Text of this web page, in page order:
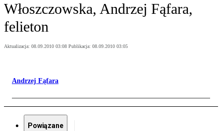
Włoszczowska, Andrzej Fąfara,
felieton
Aktualizacja: 08.09.2010 03:08 Publikacja: 08.09.2010 03:05
Andrzej Fąfara
Powiązane